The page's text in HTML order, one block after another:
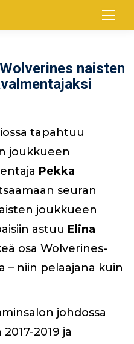
naisten
tapahtuu
joukkueen
Pekka
seuran
joukkueen
astuu Elina
osa Wolverines-
– niin pelaajana kuin
johdossa
2019 ja